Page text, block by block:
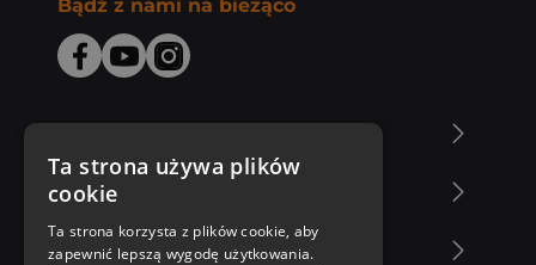
Bądź z nami na bieżąco
Zakupy u nas
Nasza oferta
Ta strona używa plików
cookie
Ta strona korzysta z plików cookie, aby
zapewnić lepszą wygodę użytkowania.